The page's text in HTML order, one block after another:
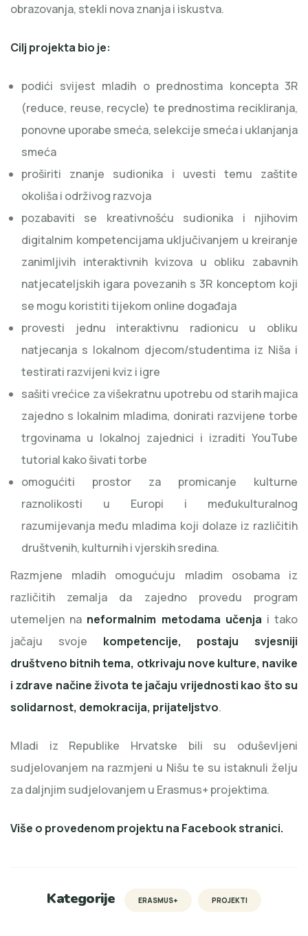
obrazovanja, stekli nova znanja i iskustva.
Cilj projekta bio je:
podići svijest mladih o prednostima koncepta 3R
(reduce, reuse, recycle) te prednostima recikliranja,
ponovne uporabe smeća, selekcije smeća i uklanjanja
smeća
proširiti znanje sudionika i uvesti temu zaštite
okoliša i održivog razvoja
pozabaviti se kreativnošću sudionika i njihovim
digitalnim kompetencijama uključivanjem u kreiranje
zanimljivih interaktivnih kvizova u obliku zabavnih
natjecateljskih igara povezanih s 3R konceptom koji
se mogu koristiti tijekom online događaja
provesti jednu interaktivnu radionicu u obliku
natjecanja s lokalnom djecom/studentima iz Niša i
testirati razvijeni kviz i igre
sašiti vrećice za višekratnu upotrebu od starih majica
zajedno s lokalnim mladima, donirati razvijene torbe
trgovinama u lokalnoj zajednici i izraditi YouTube
tutorial kako šivati ​​torbe
omogućiti prostor za promicanje kulturne
raznolikosti u Europi i međukulturalnog
razumijevanja među mladima koji dolaze iz različitih
društvenih, kulturnih i vjerskih sredina.
Razmjene mladih omogućuju mladim osobama iz
različitih zemalja da zajedno provedu program
utemeljen na neformalnim metodama učenja i tako
jačaju svoje kompetencije, postaju svjesniji
društveno bitnih tema, otkrivaju nove kulture, navike
i zdrave načine života te jačaju vrijednosti kao što su
solidarnost, demokracija, prijateljstvo.
Mladi iz Republike Hrvatske bili su oduševljeni
sudjelovanjem na razmjeni u Nišu te su istaknuli želju
za daljnjim sudjelovanjem u Erasmus+ projektima.
Više o provedenom projektu na Facebook stranici.
Kategorije ERASMUS+ PROJEKTI